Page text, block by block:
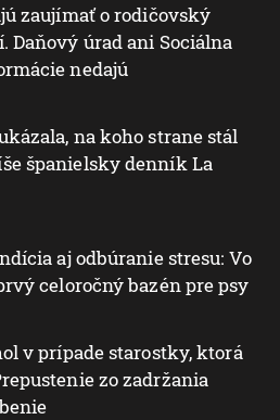
zaujímať o rodičovský
Daňový úrad ani Sociálna
nedajú
na koho strane stál
španielsky denník La
aj odbúranie stresu: Vo
celoročný bazén pre psy
v prípade starostky, ktorá
zo zadržania